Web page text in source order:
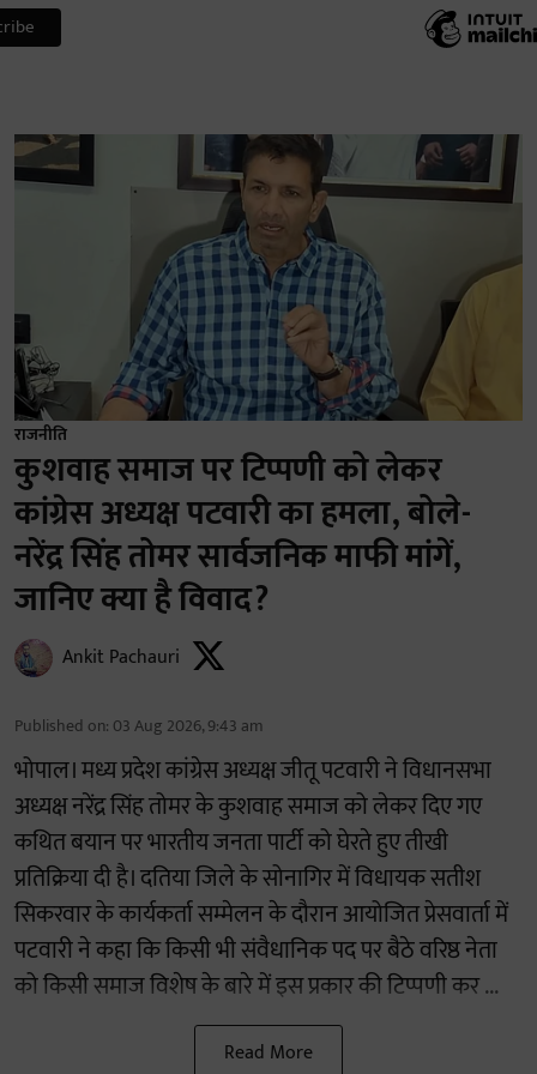
राजनीति
कुशवाह समाज पर टिप्पणी को लेकर
कांग्रेस अध्यक्ष पटवारी का हमला, बोले-
नरेंद्र सिंह तोमर सार्वजनिक माफी मांगें,
जानिए क्या है विवाद?
Ankit Pachauri
Published on: 03 Aug 2026, 9:43 am
भोपाल। मध्य प्रदेश कांग्रेस अध्यक्ष जीतू पटवारी ने विधानसभा
अध्यक्ष नरेंद्र सिंह तोमर के कुशवाह समाज को लेकर दिए गए
कथित बयान पर भारतीय जनता पार्टी को घेरते हुए तीखी
प्रतिक्रिया दी है। दतिया जिले के सोनागिर में विधायक सतीश
सिकरवार के कार्यकर्ता सम्मेलन के दौरान आयोजित प्रेसवार्ता में
पटवारी ने कहा कि किसी भी संवैधानिक पद पर बैठे वरिष्ठ नेता
को किसी समाज विशेष के बारे में इस प्रकार की टिप्पणी कर ...
Read More